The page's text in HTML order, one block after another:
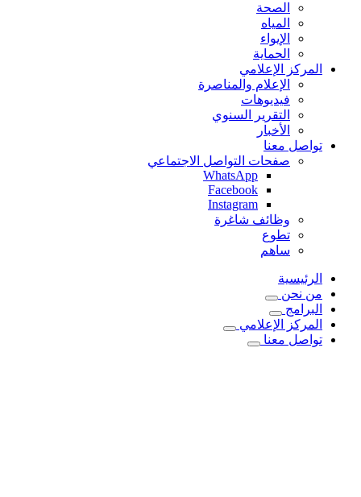
الصحة
المياه
الإيواء
الحماية
المركز الإعلامي
الإعلام والمناصرة
فيديوهات
التقرير السنوي
الأخبار
تواصل معنا
صفحات التواصل الاجتماعي
WhatsApp
Facebook
Instagram
وظائف شاغرة
تطوع
ساهم
الرئيسية
من نحن
البرامج
المركز الإعلامي
تواصل معنا